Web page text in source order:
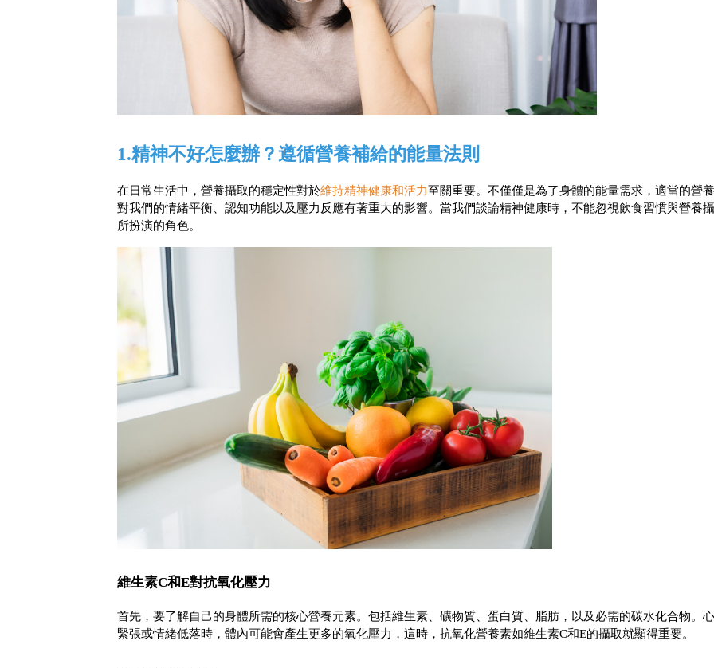
1.精神不好怎麼辦？遵循營養補給的能量法則
在日常生活中，營養攝取的穩定性對於維持精神健康和活力至關重要。不僅僅是為了身體的能量需求，適當的營
對我們的情緒平衡、認知功能以及壓力反應有著重大的影響。當我們談論精神健康時，不能忽視飲食習慣與營養
所扮演的角色。
維生素C和E對抗氧化壓力
首先，要了解自己的身體所需的核心營養元素。包括維生素、礦物質、蛋白質、脂肪，以及必需的碳水化合物。
緊張或情緒低落時，體內可能會產生更多的氧化壓力，這時，抗氧化營養素如維生素C和E的攝取就顯得重要。